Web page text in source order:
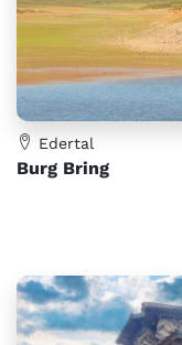
Edertal
Burg Bring